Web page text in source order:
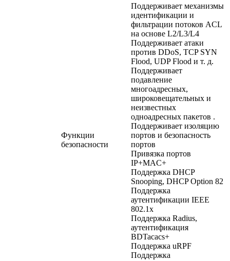
Функции
безопасности
Поддерживает механизмы
идентификации и
фильтрации потоков ACL
на основе L2/L3/L4
Поддерживает атаки
против DDoS, TCP SYN
Flood, UDP Flood и т. д.
Поддерживает
подавление
многоадресных,
широковещательных и
неизвестных
одноадресных пакетов .
Поддерживает изоляцию
портов и безопасность
портов
Привязка портов
IP+MAC+
Поддержка DHCP
Snooping, DHCP Option 82
Поддержка
аутентификации IEEE
802.1x
Поддержка Radius,
аутентификация
BDTacacs+
Поддержка uRPF
Поддержка